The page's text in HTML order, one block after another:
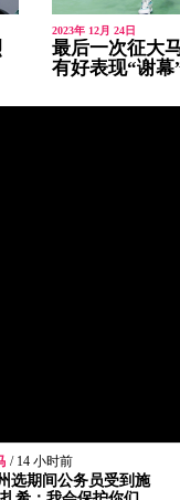
/ 14 小时前
选期间公务员受到施
2023年 12月 24日
最后一次征大
有好表现“谢幕